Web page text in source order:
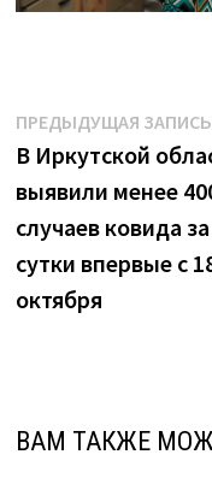
Навигация
по
записям
ПРЕДЫДУЩАЯ ЗАПИСЬ
В Иркутской
выявили менее
случаев ковида за
сутки впервые с
октября
ВАМ ТАКЖЕ